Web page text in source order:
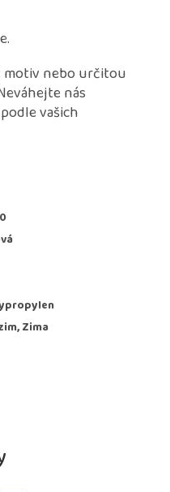
motiv nebo určitou
nás
vašich
Zima